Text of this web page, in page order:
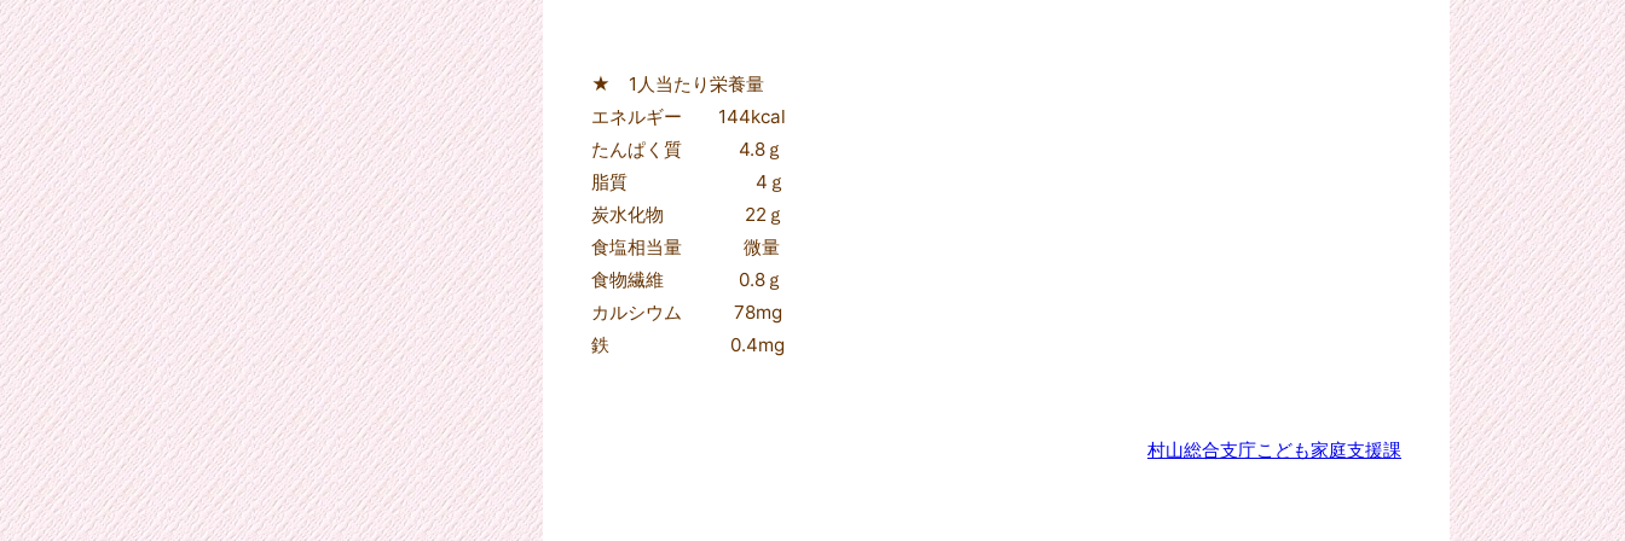
★ 1人当たり栄養量
エネルギー 144kcal
たんぱく質 4.8ｇ
脂質 4ｇ
炭水化物 22ｇ
食塩相当量 微量
食物繊維 0.8ｇ
カルシウム 78mg
鉄 0.4mg
村山総合支庁こども家庭支援課